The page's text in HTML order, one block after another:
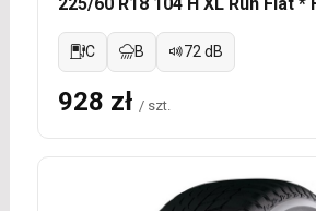
C B 72 dB
928 zł / szt.